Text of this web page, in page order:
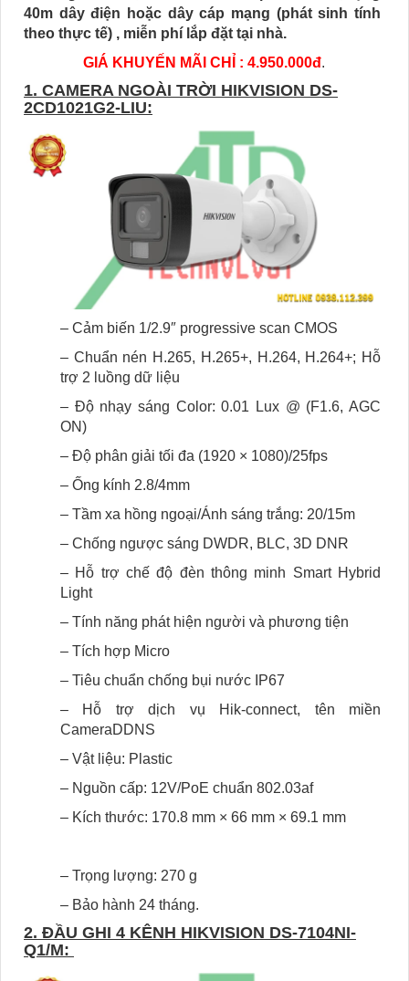
40m dây điện hoặc dây cáp mạng (phát sinh tính
theo thực tế) , miễn phí lắp đặt tại nhà.
GIÁ KHUYẾN MÃI CHỈ : 4.950.000đ.
1. CAMERA NGOÀI TRỜI HIKVISION DS-
2CD1021G2-LIU:
– Cảm biến 1/2.9″ progressive scan CMOS
– Chuẩn nén H.265, H.265+, H.264, H.264+; Hỗ
trợ 2 luồng dữ liệu
– Độ nhạy sáng Color: 0.01 Lux @ (F1.6, AGC
ON)
– Độ phân giải tối đa (1920 × 1080)/25fps
– Ống kính 2.8/4mm
– Tầm xa hồng ngoại/Ánh sáng trắng: 20/15m
– Chống ngược sáng DWDR, BLC, 3D DNR
– Hỗ trợ chế độ đèn thông minh Smart Hybrid
Light
– Tính năng phát hiện người và phương tiện
– Tích hợp Micro
– Tiêu chuẩn chống bụi nước IP67
– Hỗ trợ dịch vụ Hik-connect, tên miền
CameraDDNS
– Vật liệu: Plastic
– Nguồn cấp: 12V/PoE chuẩn 802.03af
– Kích thước: 170.8 mm × 66 mm × 69.1 mm
– Trọng lượng: 270 g
– Bảo hành 24 tháng.
2. ĐẦU GHI 4 KÊNH HIKVISION DS-7104NI-
Q1/M: